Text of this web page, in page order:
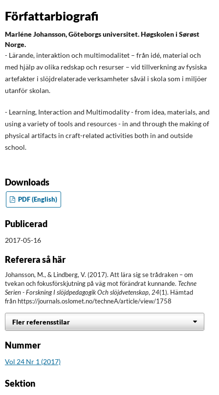
Författarbiografi
Marléne Johansson,Göteborgs universitet. Høgskolen i Sørøst
Norge.
- Lärande, interaktion och multimodalitet – från idé, material och
med hjälp av olika redskap och resurser – vid tillverkning av fysiska
artefakter i slöjdrelaterade verksamheter såväl i skola som i miljöer
utanför skolan.
- Learning, Interaction and Multimodality - from idea, materials, and
using a variety of tools and resources - in and through the making of
physical artifacts in craft-related activities both in and outside
school.
Downloads
PDF (English)
Publicerad
2017-05-16
Referera så här
Johansson, M., & Lindberg, V. (2017). Att lära sig se trådraken – om
tvekan och fokusförskjutning på väg mot förändrat kunnande. Techne
Serien - Forskning I slöjdpedagogik Och slöjdvetenskap, 24(1). Hämtad
från https://journals.oslomet.no/techneA/article/view/1758
Fler referensstilar
Nummer
Vol 24 Nr 1 (2017)
Sektion